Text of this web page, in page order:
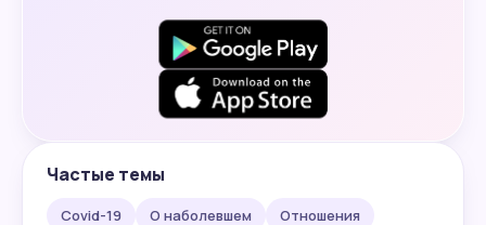
Частые темы
Covid-19 О наболевшем Отношения